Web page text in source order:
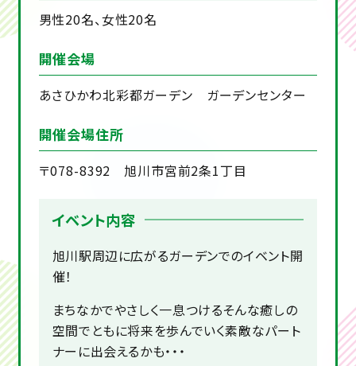
男性20名、女性20名
開催会場
あさひかわ北彩都ガーデン ガーデンセンター
開催会場住所
〒078-8392 旭川市宮前2条1丁目
イベント内容
旭川駅周辺に広がるガーデンでのイベント開
催！
まちなかでやさしく一息つけるそんな癒しの
空間でともに将来を歩んでいく素敵なパート
ナーに出会えるかも・・・